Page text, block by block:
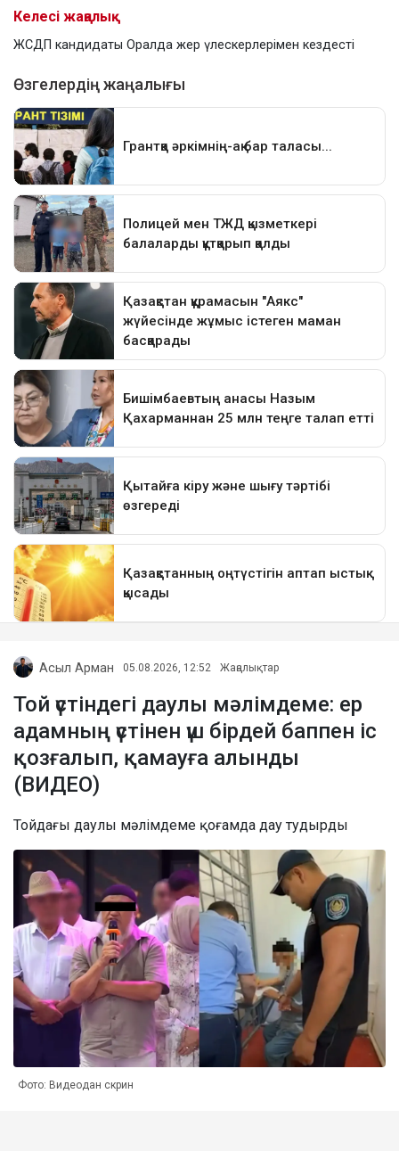
Келесі жаңалық
ЖСДП кандидаты Оралда жер үлескерлерімен кездесті
Асыл Арман 05.08.2026, 12:52 Жаңалықтар
Той үстіндегі даулы мәлімдеме: ер
адамның үстінен үш бірдей баппен іс
қозғалып, қамауға алынды
(ВИДЕО)
Тойдағы даулы мәлімдеме қоғамда дау тудырды
Фото: Видеодан скрин